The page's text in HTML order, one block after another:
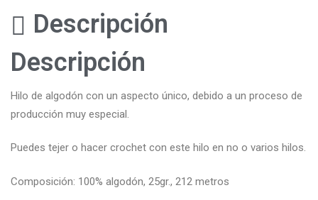
Descripción
Descripción
Hilo de algodón con un aspecto único, debido a un proceso de
producción muy especial.
Puedes tejer o hacer crochet con este hilo en no o varios hilos.
Composición: 100% algodón, 25gr., 212 metros